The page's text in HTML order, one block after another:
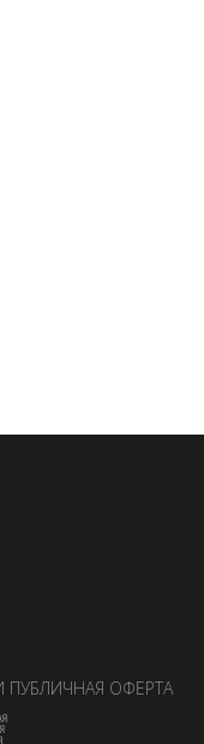
ПУБЛИЧНАЯ ОФЕРТА